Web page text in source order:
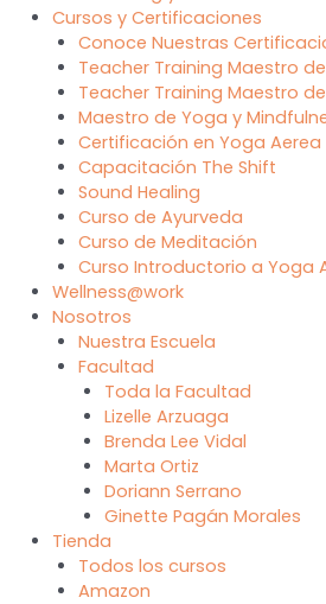
Cursos y Certificaciones
Conoce Nuestras
Teacher Training Maestro
Teacher Training Maestro
Maestro de Yoga y
Certificación en Yoga Aerea
Capacitación The Shift
Sound Healing
Curso de Ayurveda
Curso de Meditación
Curso Introductorio a Yoga
Wellness@work
Nosotros
Nuestra Escuela
Facultad
Toda la Facultad
Lizelle Arzuaga
Brenda Lee Vidal
Marta Ortiz
Doriann Serrano
Ginette Pagán Morales
Tienda
Todos los cursos
Amazon